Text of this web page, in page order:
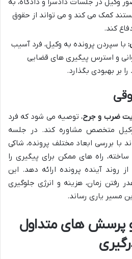
وکیل در جلسات دادسرا و دادگاه، به
کمک می کند و می تواند از حقوق
کند.
با سپردن پرونده به وکیل، فرد آسیب
و استرس پیگیری های قضایی
بر بهبودی بگذارد.
ضرب و جرح، توصیه می شود که فرد
متخصص مشاوره کند. در جلسه
با بررسی ابعاد مختلف پرونده، شاکی
راه های ممکن برای پیگیری را
روند آینده پرونده ارائه دهد. این
رفتن زمان، هزینه و انرژی جلوگیری
مسیر یاری رساند.
پرسش های متداول